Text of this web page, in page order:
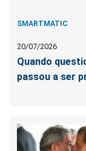
SMARTMATIC
20/07/2026
Quando
passou a ser